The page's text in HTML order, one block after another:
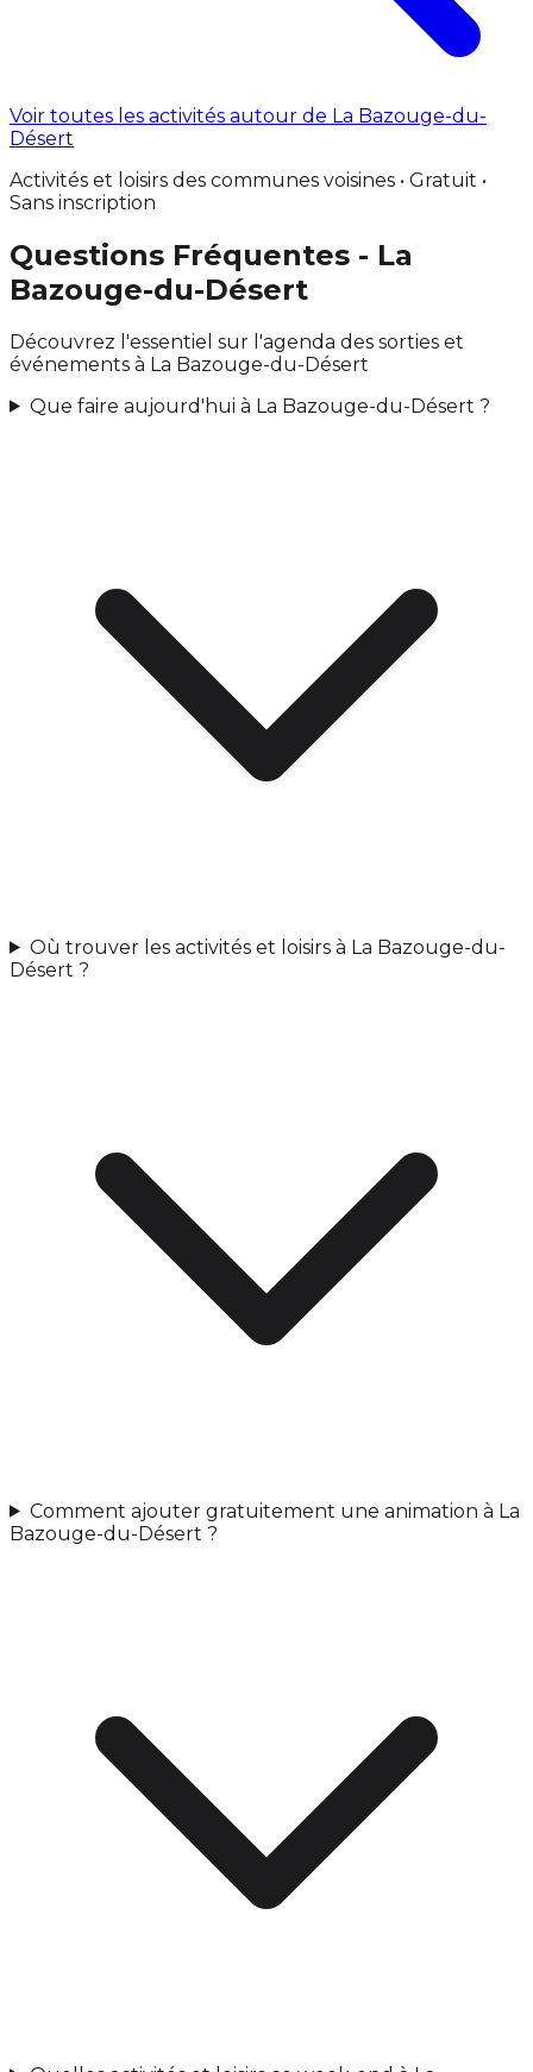
Voir toutes les activités autour de La Bazouge-du-
Désert
Activités et loisirs des communes voisines • Gratuit •
Sans inscription
Questions Fréquentes - La
Bazouge-du-Désert
Découvrez l'essentiel sur l'agenda des sorties et
événements à La Bazouge-du-Désert
Que faire aujourd'hui à La Bazouge-du-Désert ?
Où trouver les activités et loisirs à La Bazouge-du-
Désert ?
Comment ajouter gratuitement une animation à La
Bazouge-du-Désert ?